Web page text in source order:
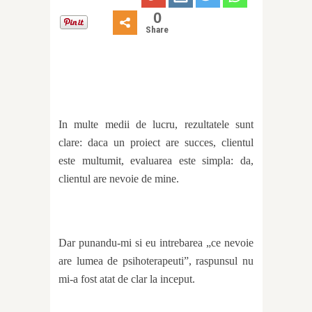
0
Share
In multe medii de lucru, rezultatele sunt
clare: daca un proiect are succes, clientul
este multumit, evaluarea este simpla: da,
clientul are nevoie de mine.
Dar punandu-mi si eu intrebarea „ce nevoie
are lumea de psihoterapeuti”, raspunsul nu
mi-a fost atat de clar la inceput.